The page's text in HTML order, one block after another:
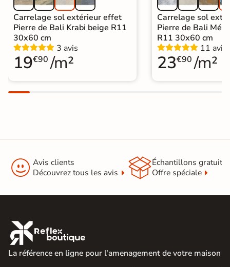
Carrelage sol extérieur effet
Pierre de Bali Krabi beige R11
30x60 cm
3 avis
19€90 /m²
Carrelage sol
Pierre de Bali
R11 30x60 cm
11 avis
23€90 /m²
 Avis clients
Découvrez tous les avis
Échantillons gratuit
Offre spéciale

La référence en ligne pour l'amenagement de votre maison